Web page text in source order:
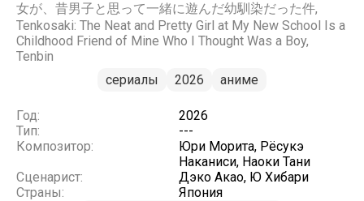
女が、昔男子と思って一緒に遊んだ幼馴染だった件,
Tenkosaki: The Neat and Pretty Girl at My New School Is a
Childhood Friend of Mine Who I Thought Was a Boy,
Tenbin
сериалы
2026 аниме
Год:
2026
Тип:
---
Композитор:
Юри Морита, Рёсукэ
Наканиси, Наоки Тани
Сценарист:
Дэко Акао, Ю Хибари
Страны:
Япония